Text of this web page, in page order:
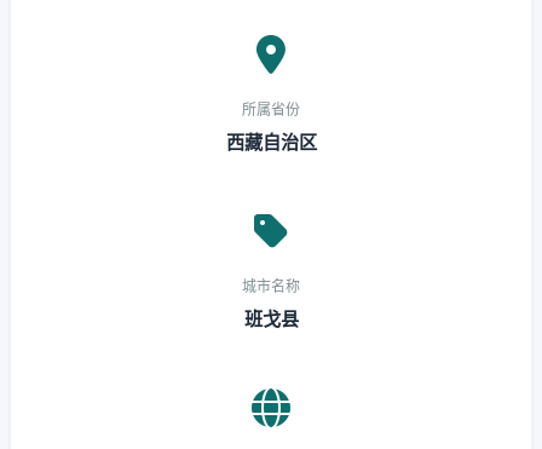
所属省份
西藏自治区
城市名称
班戈县